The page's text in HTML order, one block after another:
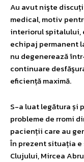
Au avut nişte
medical, motiv
interiorul spitalului,
echipaj permanent
nu degenerează
continuare
eficiență maximă.
S-a luat legătura și
probleme de rromi
pacienții care au
În prezent situația
Clujului, Mircea